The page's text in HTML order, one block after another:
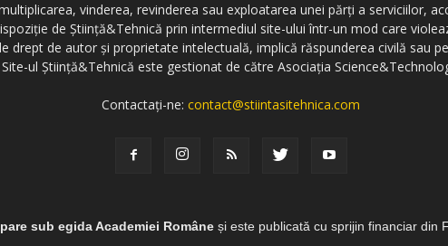
vinderea, revinderea sau exploatarea unei părți a serviciilor,
de Știință&Tehnică prin intermediul site-ului într-un mod care
drept de autor și proprietate intelectuală, implică răspunderea civilă sau
Site-ul Știință&Tehnică este gestionat de către Asociația
Contactați-ne:contact@stiintasitehnica.com
sub egida Academiei Române și este publicată cu sprijin financiar din